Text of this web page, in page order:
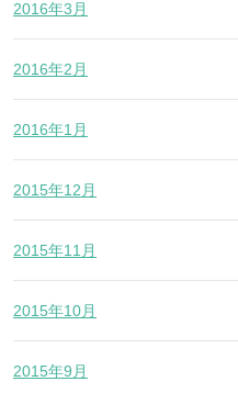
2016年3月
2016年2月
2016年1月
2015年12月
2015年11月
2015年10月
2015年9月